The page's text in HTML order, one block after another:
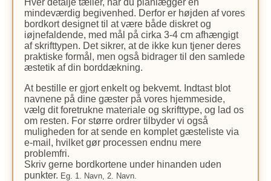
mindeværdig begivenhed. Derfor er højden af vores
bordkort designet til at være både diskret og
iøjnefaldende, med mål på cirka 3-4 cm afhængigt
af skrifttypen. Det sikrer, at de ikke kun tjener deres
praktiske formål, men også bidrager til den samlede
æstetik af din borddækning.
At bestille er gjort enkelt og bekvemt. Indtast blot
navnene på dine gæster på vores hjemmeside,
vælg dit foretrukne materiale og skrifttype, og lad os
om resten. For større ordrer tilbyder vi også
muligheden for at sende en komplet gæsteliste via
e-mail, hvilket gør processen endnu mere
problemfri.
Skriv gerne bordkortene under hinanden uden
punkter. Eg. 1. Navn, 2. Navn.